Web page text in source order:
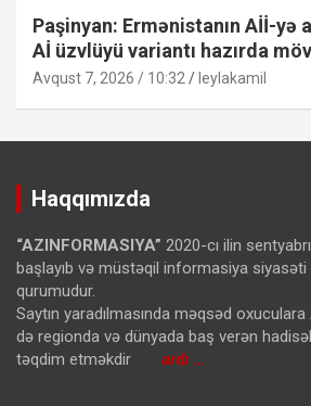
Paşinyan: Ermənistanın Aİİ-
Aİ üzvlüyü variantı hazırda
Avqust 7, 2026 / 10:32 leylakamil
Haqqımızda
“AZINFORMASIYA” 2020-cı ilin
başlayıb və müstəqil informasiya
qurumudur.
Saytın yaradılmasında məqsəd
də regionda və dünyada baş verən
təqdim etməkdir ardı …